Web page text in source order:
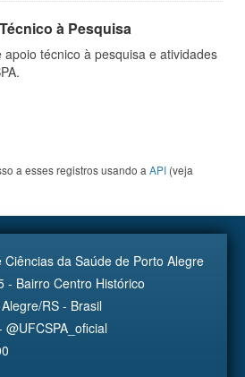
à Pesquisa
técnico à pesquisa e atividades
a esses registros usando a API (veja
da Saúde de Porto Alegre
- Bairro Centro Histórico
RS - Brasil